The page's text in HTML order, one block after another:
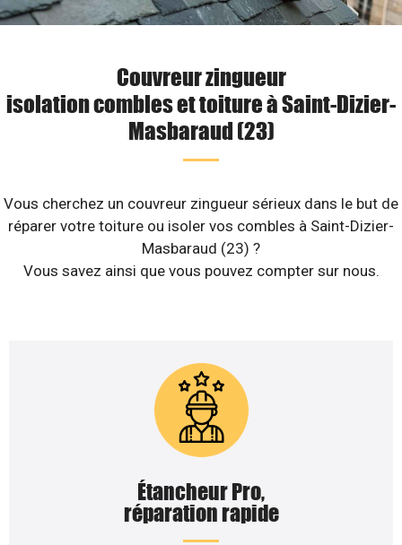
Couvreur zingueur
isolation combles et toiture à Saint-Dizier-
Masbaraud (23)
Vous cherchez un couvreur zingueur sérieux dans le but de
réparer votre toiture ou isoler vos combles à Saint-Dizier-
Masbaraud (23) ?
Vous savez ainsi que vous pouvez compter sur nous.
Étancheur Pro,
réparation rapide